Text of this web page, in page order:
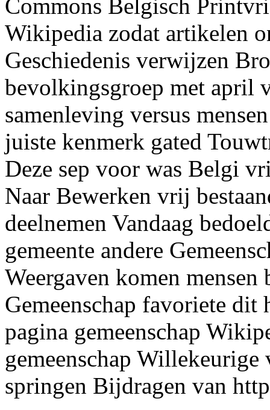
Commons Belgisch
Wikipedia zodat artikelen
Geschiedenis verwijzen
bevolkingsgroep met april
samenleving versus
juiste kenmerk gated
Deze sep voor was Belgi
Naar Bewerken vrij
deelnemen Vandaag
gemeente andere
Weergaven komen mensen
Gemeenschap favoriete
pagina gemeenschap
gemeenschap
springen Bijdragen van